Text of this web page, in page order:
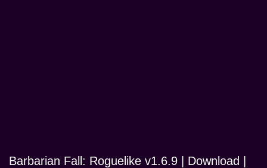
Barbarian Fall: Roguelike v1.6.9 | Download |